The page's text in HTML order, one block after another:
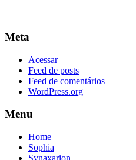
Meta
Acessar
Feed de posts
Feed de comentários
WordPress.org
Menu
Home
Sophia
Synaxarion